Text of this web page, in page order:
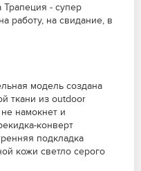
Трапеция - супер
работу, на свидание, в
модель создана
ткани из outdoor
намокнет и
конверт
подкладка
кожи светло серого